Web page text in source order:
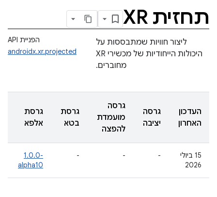
תחזית XR
הפניית API
androidx.xr.projected
ליצור חוויות שמתבססות על
היכולות הייחודיות של מכשירי XR
מחוברים.
העדכון
האחרון
גרסה
יציבה
גרסה
מועמדת
להפצה
גרסת
בטא
גרסת
אלפא
‫15 ביולי
2026
-
-
-
‎1.0.0-
alpha10